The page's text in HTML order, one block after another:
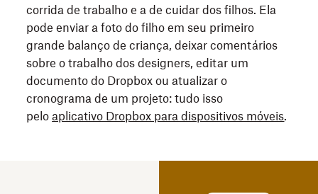
corrida de trabalho e a de cuidar dos filhos. Ela
pode enviar a foto do filho em seu primeiro
grande balanço de criança, deixar comentários
sobre o trabalho dos designers, editar um
documento do Dropbox ou atualizar o
cronograma de um projeto: tudo isso
peloaplicativo Dropbox para dispositivos móveis.